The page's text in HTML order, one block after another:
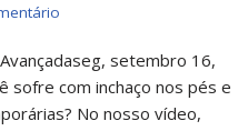
setembro 16,
sofre com inchaço nos pés e
No nosso vídeo,